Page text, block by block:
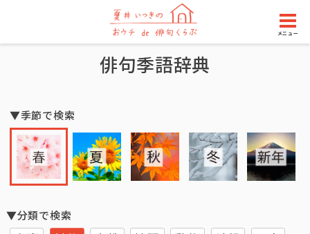
メニュー
俳句季語辞典
▼季節で検索
▼分類で検索